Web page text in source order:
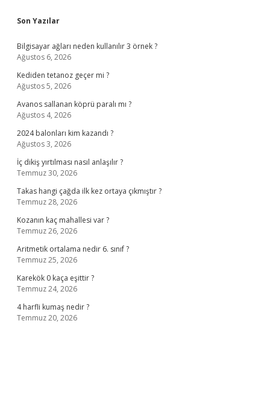
Son Yazılar
Bilgisayar ağları neden kullanılır 3 örnek ?
Ağustos 6, 2026
Kediden tetanoz geçer mi ?
Ağustos 5, 2026
Avanos sallanan köprü paralı mı ?
Ağustos 4, 2026
2024 balonları kim kazandı ?
Ağustos 3, 2026
İç dikiş yırtılması nasıl anlaşılır ?
Temmuz 30, 2026
Takas hangi çağda ilk kez ortaya çıkmıştır ?
Temmuz 28, 2026
Kozanın kaç mahallesi var ?
Temmuz 26, 2026
Aritmetik ortalama nedir 6. sınıf ?
Temmuz 25, 2026
Karekök 0 kaça eşittir ?
Temmuz 24, 2026
4 harfli kumaş nedir ?
Temmuz 20, 2026